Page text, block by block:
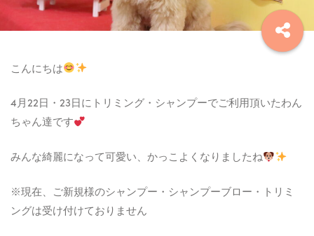
こんにちは
4月22日・23日にトリミング・シャンプーでご利用頂いたわん
ちゃん達です
みんな綺麗になって可愛い、かっこよくなりましたね
※現在、ご新規様のシャンプー・シャンプーブロー・トリミ
ングは受け付けておりません